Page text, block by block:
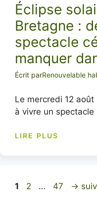
Éclipse
Bretagne :
spectacle
manquer
Écrit parRenouvelable
Le mercredi 12 août
à vivre un
LIRE PLUS
Page
1 Page
2 … Page
47 →